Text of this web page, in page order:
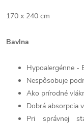
170 x 240 cm
Bavlna
Hypoalergénne -
Nespôsobuje
Ako prírodné
Dobrá absorpcia
Pri správnej